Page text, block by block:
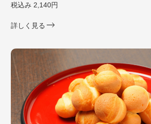
税込み 2,140円
詳しく見る